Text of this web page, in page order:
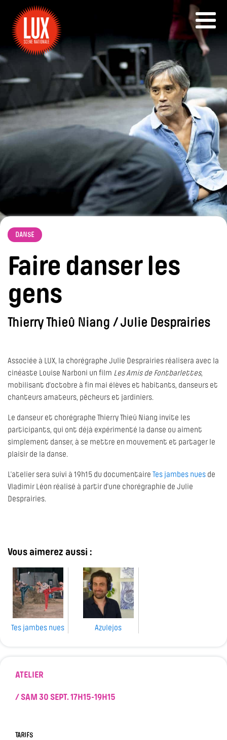
DANSE
Faire danser les
gens
Thierry Thieû Niang / Julie Desprairies
Associée à LUX, la chorégraphe Julie Desprairies réalisera avec la
cinéaste Louise Narboni un film Les Amis de Fontbarlettes,
mobilisant d’octobre à fin mai élèves et habitants, danseurs et
chanteurs amateurs, pêcheurs et jardiniers.
Le danseur et chorégraphe Thierry Thieû Niang invite les
participants, qui ont déjà expérimenté la danse ou aiment
simplement danser, à se mettre en mouvement et partager le
plaisir de la danse.
L’atelier sera suivi à 19h15 du documentaire Tes jambes nues de
Vladimir Léon réalisé à partir d’une chorégraphie de Julie
Desprairies.
Vous aimerez aussi :
Tes jambes nues Azulejos
ATELIER
/ SAM 30 SEPT.17H15-19H15
TARIFS